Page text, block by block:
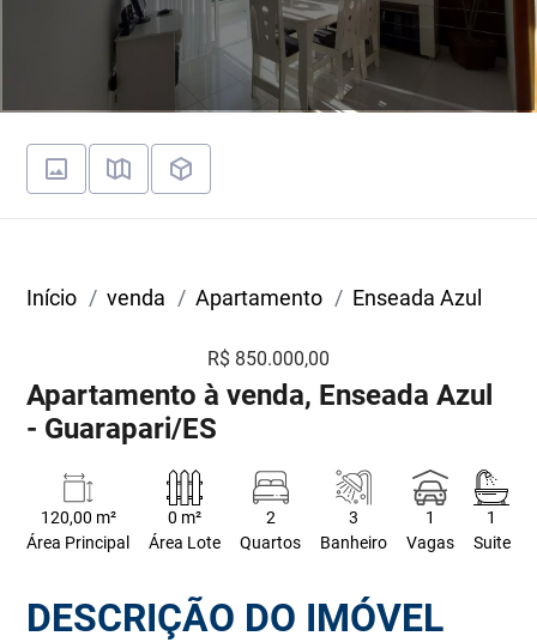
Início venda Apartamento Enseada Azul
R$ 850.000,00
Apartamento à venda, Enseada Azul
- Guarapari/ES
120,00 m²
Área Principal
0 m²
Área Lote
2
Quartos
3
Banheiro
1
Vagas
1
Suite
DESCRIÇÃO DO IMÓVEL